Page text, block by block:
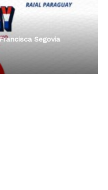
2024 Segovia
Segovia
Segovia